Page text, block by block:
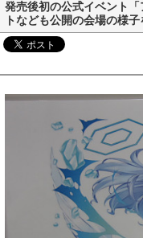
発売後初の公式イベント
トなども公開の会場の様子